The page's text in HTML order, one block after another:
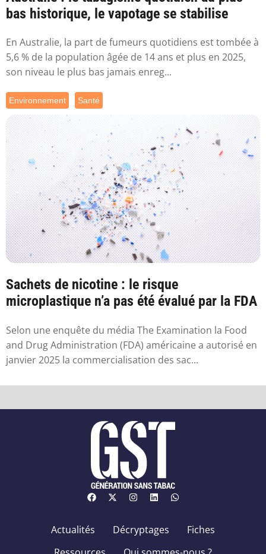
bas historique, le vapotage se stabilise
En Australie, la part de fumeurs quotidiens est tombée à
5,6 % de la population âgée de 14 ans et plus en 2025,
son niveau le plus bas jamais enreg...
Environnement Santé
Sachets de nicotine : le risque
microplastique n’a pas été évalué par la FDA
Selon une enquête du média The Examination la Food
and Drug Administration (FDA) américaine a autorisé en
janvier 2025 la commercialisation des sac...
Actualités Décryptages
Fiches